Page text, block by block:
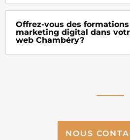
Offrez-vous des
marketing digital dans
web Chambéry?
NOUS